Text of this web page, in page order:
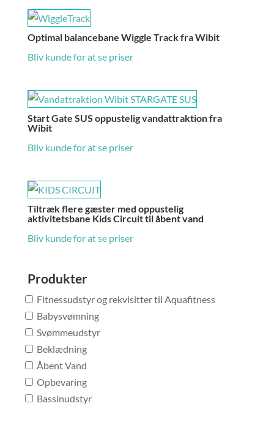
Optimal balancebane Wiggle Track fra Wibit
Bliv kunde for at se priser
Start Gate SUS oppustelig vandattraktion fra
Wibit
Bliv kunde for at se priser
Tiltræk flere gæster med oppustelig
aktivitetsbane Kids Circuit til åbent vand
Bliv kunde for at se priser
Produkter
Fitnessudstyr og rekvisitter til Aquafitness
Babysvømning
Svømmeudstyr
Beklædning
Åbent Vand
Opbevaring
Bassinudstyr